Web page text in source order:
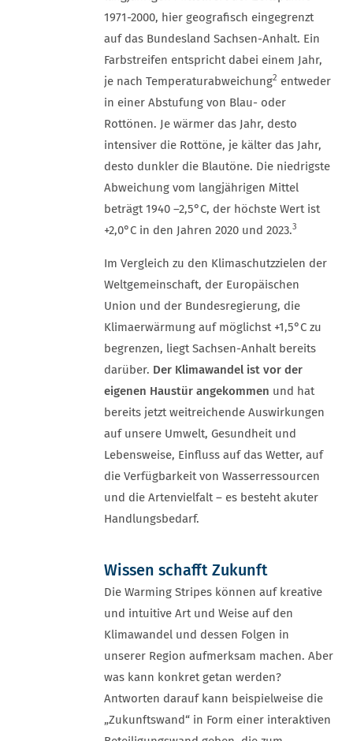
1971-2000, hier geografisch eingegrenzt
auf das Bundesland Sachsen-Anhalt. Ein
Farbstreifen entspricht dabei einem Jahr,
je nach Temperaturabweichung2 entweder
in einer Abstufung von Blau- oder
Rottönen. Je wärmer das Jahr, desto
intensiver die Rottöne, je kälter das Jahr,
desto dunkler die Blautöne. Die niedrigste
Abweichung vom langjährigen Mittel
beträgt 1940 –2,5°C, der höchste Wert ist
+2,0°C in den Jahren 2020 und 2023.3
Im Vergleich zu den Klimaschutzzielen der
Weltgemeinschaft, der Europäischen
Union und der Bundesregierung, die
Klimaerwärmung auf möglichst +1,5°C zu
begrenzen, liegt Sachsen-Anhalt bereits
darüber. Der Klimawandel ist vor der
eigenen Haustür angekommen und hat
bereits jetzt weitreichende Auswirkungen
auf unsere Umwelt, Gesundheit und
Lebensweise, Einfluss auf das Wetter, auf
die Verfügbarkeit von Wasserressourcen
und die Artenvielfalt – es besteht akuter
Handlungsbedarf.
Wissen schafft Zukunft
Die Warming Stripes können auf kreative
und intuitive Art und Weise auf den
Klimawandel und dessen Folgen in
unserer Region aufmerksam machen. Aber
was kann konkret getan werden?
Antworten darauf kann beispielweise die
„Zukunftswand“ in Form einer interaktiven